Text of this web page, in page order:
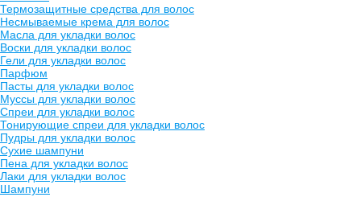
Термозащитные средства для волос
Несмываемые крема для волос
Масла для укладки волос
Воски для укладки волос
Гели для укладки волос
Парфюм
Пасты для укладки волос
Муссы для укладки волос
Спреи для укладки волос
Тонирующие спреи для укладки волос
Пудры для укладки волос
Сухие шампуни
Пена для укладки волос
Лаки для укладки волос
Шампуни